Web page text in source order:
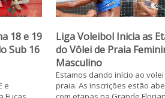
18 e 19
Sub 16
e
Liga Voleibol Inicia as
do Vôlei de Praia
Masculino
Estamos dando início ao
praia. As inscrições estão